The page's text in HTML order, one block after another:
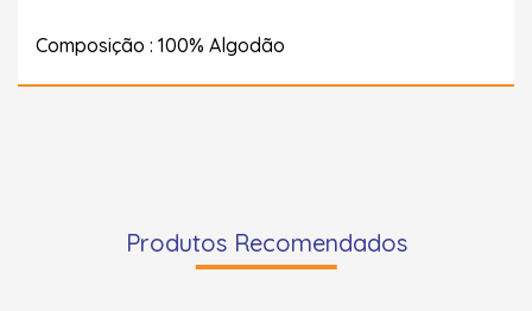
Composição : 100% Algodão
Produtos Recomendados